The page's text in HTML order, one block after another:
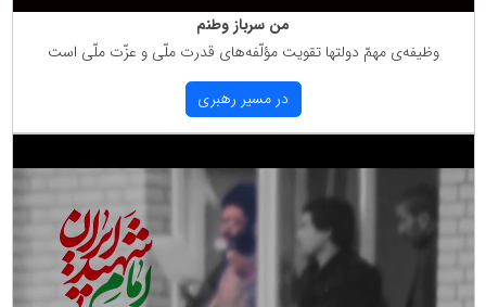
من سرباز وطنم
وظیفه‌ی مهمّ دولتها تقویت مؤلّفه‌های قدرت ملّی و عزّت ملّی است
در مسیر رهبری